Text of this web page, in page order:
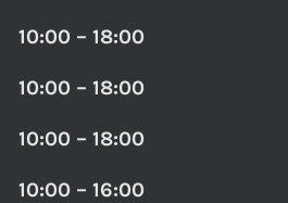
10:00 – 18:00
10:00 – 18:00
10:00 – 18:00
10:00 – 16:00